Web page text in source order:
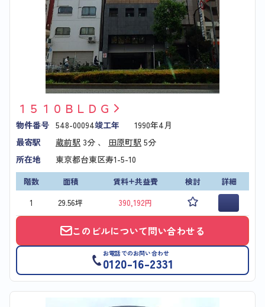
１５１０ＢＬＤＧ
物件番号 548-00094竣工年
1990年4月
最寄駅
蔵前駅 3分 、 田原町駅 5分
所在地
東京都台東区寿1-5-10
階数 面積 賃料+共益費 検討
詳細
1
29.56坪 390,192円
このビルについて問い合わせる
お電話でのお問い合わせ
0120-16-2331